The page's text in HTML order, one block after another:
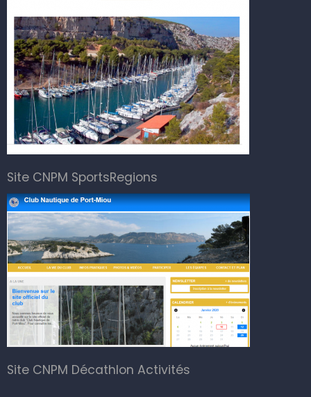
Site CNPM SportsRegions
Site CNPM Décathlon Activités